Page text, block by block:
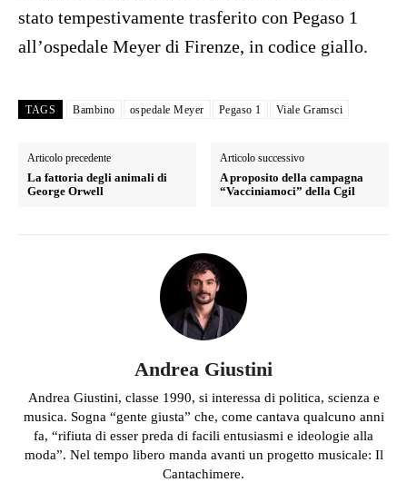
stato tempestivamente trasferito con Pegaso 1
all’ospedale Meyer di Firenze, in codice giallo.
TAGS Bambino ospedale Meyer Pegaso 1 Viale Gramsci
Articolo precedente
La fattoria degli animali di
George Orwell
Articolo successivo
A proposito della campagna
“Vacciniamoci” della Cgil
Andrea Giustini
Andrea Giustini, classe 1990, si interessa di politica, scienza e
musica. Sogna “gente giusta” che, come cantava qualcuno anni
fa, “rifiuta di esser preda di facili entusiasmi e ideologie alla
moda”. Nel tempo libero manda avanti un progetto musicale: Il
Cantachimere.